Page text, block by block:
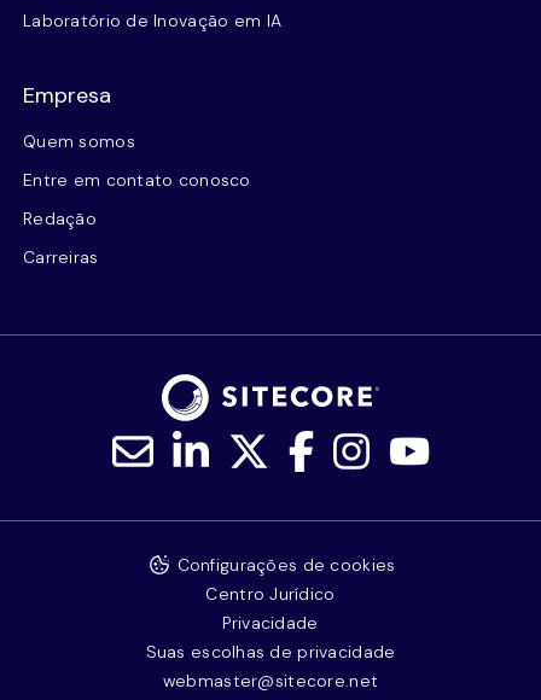
Laboratório de Inovação em IA
Empresa
Quem somos
Entre em contato conosco
Redação
Carreiras
Configurações de cookies
Centro Jurídico
Privacidade
Suas escolhas de privacidade
webmaster@sitecore.net